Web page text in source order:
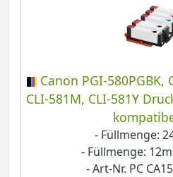
Canon PGI-580PGBK,
CLI-581M, CLI-581Y
- Füllmenge:
- Füllmenge:
- Art-Nr. PC